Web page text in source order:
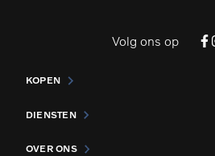
Volg ons op
KOPEN
DIENSTEN
OVER ONS